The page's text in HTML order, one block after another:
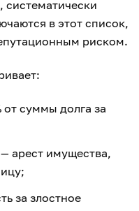
в этот список,
риском.
от суммы долга за
арест имущества,
за злостное